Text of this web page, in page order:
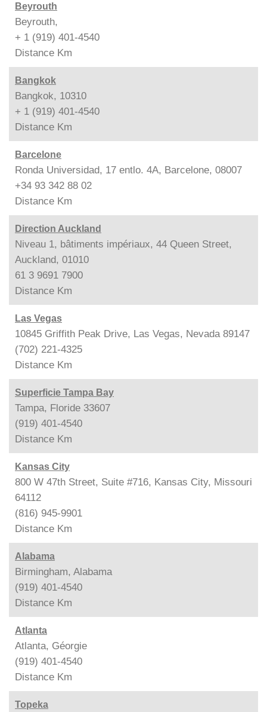
Beyrouth
Beyrouth,
+ 1 (919) 401-4540
Distance Km
Bangkok
Bangkok, 10310
+ 1 (919) 401-4540
Distance Km
Barcelone
Ronda Universidad, 17 entlo. 4A, Barcelone, 08007
+34 93 342 88 02
Distance Km
Direction Auckland
Niveau 1, bâtiments impériaux, 44 Queen Street,
Auckland, 01010
61 3 9691 7900
Distance Km
Las Vegas
10845 Griffith Peak Drive, Las Vegas, Nevada 89147
(702) 221-4325
Distance Km
Superficie Tampa Bay
Tampa, Floride 33607
(919) 401-4540
Distance Km
Kansas City
800 W 47th Street, Suite #716, Kansas City, Missouri
64112
(816) 945-9901
Distance Km
Alabama
Birmingham, Alabama
(919) 401-4540
Distance Km
Atlanta
Atlanta, Géorgie
(919) 401-4540
Distance Km
Topeka